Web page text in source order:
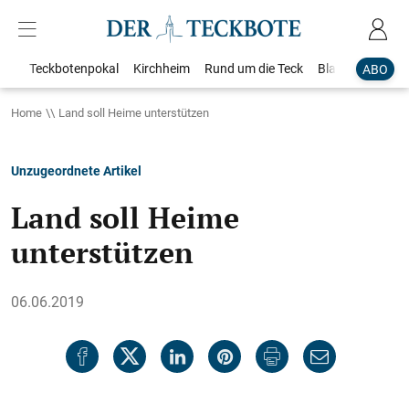
ABO
Teckbotenpokal Kirchheim Rund um die Teck Blaulicht
Home Land soll Heime unterstützen
Unzugeordnete Artikel
Land soll Heime
unterstützen
06.06.2019